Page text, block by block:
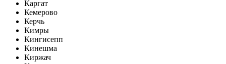
Каргат
Кемерово
Керчь
Кимры
Кингисепп
Кинешма
Киржач